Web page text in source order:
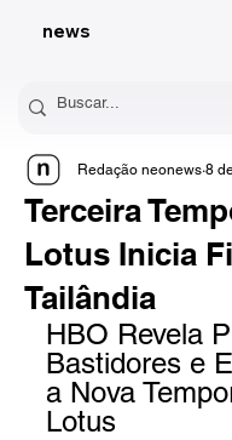
news
Terceira
Lotus Inicia
Tailândia
Redação neonews 8
HBO Revela
Bastidores e
a Nova
Lotus